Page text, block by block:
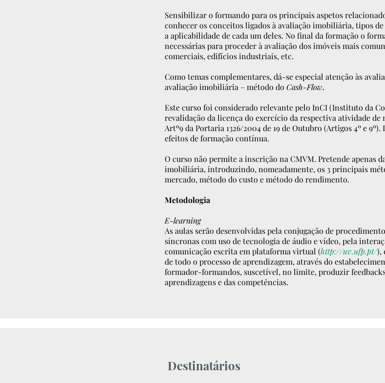
Sensibilizar o formando para os principais aspetos
conhecer os conceitos ligados à avaliação imobiliária, tipos
a aplicabilidade de cada um deles. No final da formação o
necessárias para proceder à avaliação dos imóveis mais
comerciais, edifícios industriais, etc.
Como temas complementares, dá-se especial atenção às
avaliação imobiliária – método do Cash-Flow.
Este curso foi considerado relevante pelo InCI (Instituto da
revalidação da licença do exercício da respectiva atividade
Artº9 da Portaria 1326/2004 de 19 de Outubro (Artigos 4º e
efeitos de formação contínua.
O curso não permite a inscrição na CMVM. Pretende apenas
imobiliária, introduzindo, nomeadamente, os 3 principais
mercado, método do custo e método do rendimento.
Metodologia
E-learning
As aulas serão desenvolvidas pela conjugação de
síncronas com uso de tecnologia de áudio e vídeo, pela
comunicação escrita em plataforma virtual (http://uv.ufp.pt/),
de todo o processo de aprendizagem, através do
formador-formandos, suscetível, no limite, produzir
aprendizagens e das competências.
Destinatários